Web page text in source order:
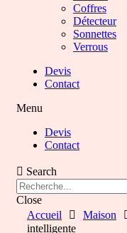
Coffres
Détecteur
Sonnettes
Verrous
Devis
Contact
Menu
Devis
Contact
Search
Close
Accueil
Maison
intelligente